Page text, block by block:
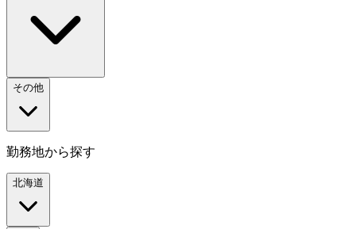
その他
勤務地から探す
北海道